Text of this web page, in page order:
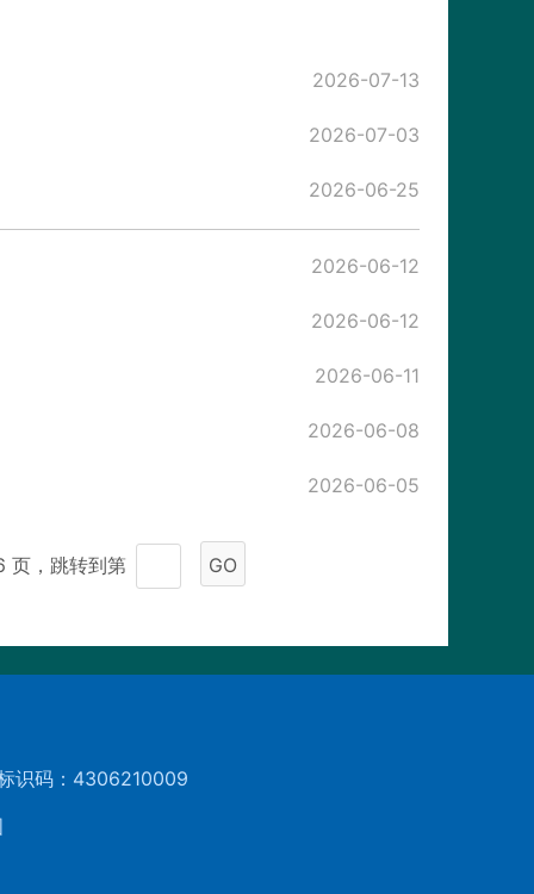
2026-07-13
2026-07-03
2026-06-25
2026-06-12
2026-06-12
2026-06-11
2026-06-08
2026-06-05
页，跳转到第 GO
识码：4306210009